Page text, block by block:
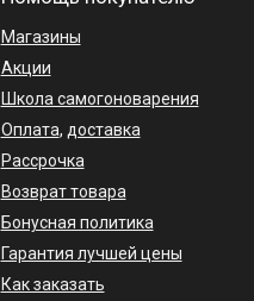
Магазины
Акции
Школа самогоноварения
Оплата, доставка
Рассрочка
Возврат товара
Бонусная политика
Гарантия лучшей цены
Как заказать